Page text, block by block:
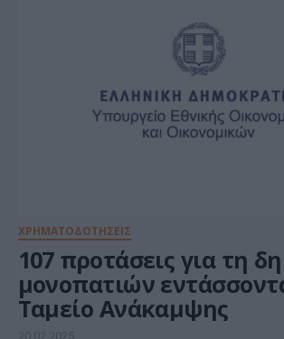
ΧΡΗΜΑΤΟΔΟΤΗΣΕΙΣ
107 προτάσεις για τη
μονοπατιών
Ταμείο Ανάκαμψης
20.02.2025